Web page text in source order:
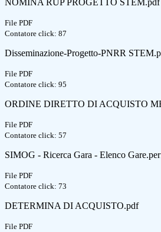
NOMINA RUP PROGETTO STEM.pdf
File PDF
Contatore click: 87
Disseminazione-Progetto-PNRR
File PDF
Contatore click: 95
ORDINE DIRETTO DI ACQUISTO
File PDF
Contatore click: 57
SIMOG - Ricerca Gara - Elenco
File PDF
Contatore click: 73
DETERMINA DI ACQUISTO.pdf
File PDF